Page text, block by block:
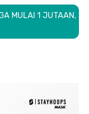
MULAI 1 JUTAAN,